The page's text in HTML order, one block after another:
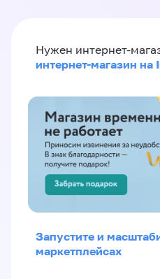
Нужен интернет-
интернет-магазин на
Запустите и
маркетплейсах